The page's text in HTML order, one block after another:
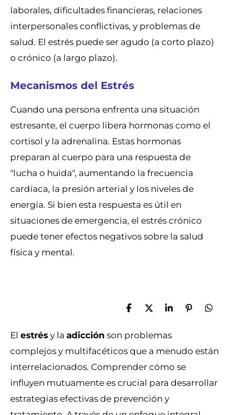
laborales, dificultades financieras, relaciones
interpersonales conflictivas, y problemas de
salud. El estrés puede ser agudo (a corto plazo)
o crónico (a largo plazo).
Mecanismos del Estrés
Cuando una persona enfrenta una situación
estresante, el cuerpo libera hormonas como el
cortisol y la adrenalina. Estas hormonas
preparan al cuerpo para una respuesta de
"lucha o huida", aumentando la frecuencia
cardíaca, la presión arterial y los niveles de
energía. Si bien esta respuesta es útil en
situaciones de emergencia, el estrés crónico
puede tener efectos negativos sobre la salud
física y mental.
C
p
a
t
r
C
p
a
t
r
C
p
a
t
r
A
a
C
a
r
El estrésy la adicción son problemas
complejos y multifacéticos que a menudo están
interrelacionados. Comprender cómo se
influyen mutuamente es crucial para desarrollar
estrategias efectivas de prevención y